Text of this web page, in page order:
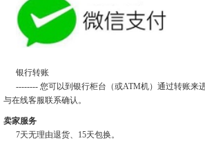
银行转账
-------- 您可以到银行柜台（或ATM机）通过转账来
与在线客服联系确认。
卖家服务
7天无理由退货、15天包换。